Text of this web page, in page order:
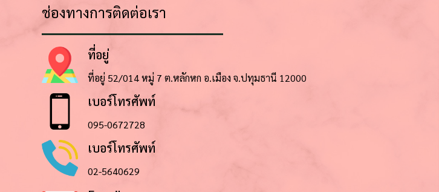
ช่องทางการติดต่อเรา
ที่อยู่
ที่อยู่ 52/014 หมู่ 7 ต.หลักหก อ.เมือง จ.ปทุมธานี 12000
เบอร์โทรศัพท์
095-0672728
เบอร์โทรศัพท์
02-5640629